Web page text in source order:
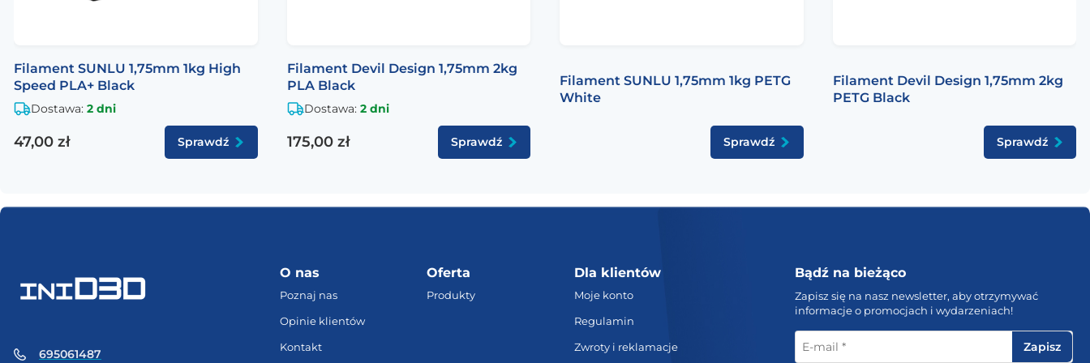
Filament SUNLU 1,75mm 1kg High
Speed PLA+ Black
Dostawa: 2 dni
47,00 zł Sprawdź
Filament Devil Design 1,75mm 2kg
PLA Black
Dostawa: 2 dni
175,00 zł Sprawdź
Filament SUNLU 1,75mm 1kg PETG
White
Sprawdź
Filament Devil Design 1,75mm 2kg
PETG Black
Sprawdź
695061487
O nas
Poznaj nas
Opinie klientów
Kontakt
Oferta
Produkty
Dla klientów
Moje konto
Regulamin
Zwroty i reklamacje
Bądź na bieżąco
Zapisz się na nasz newsletter, aby otrzymywać
informacje o promocjach i wydarzeniach!
E-
mail